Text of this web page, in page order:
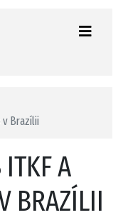
v Brazílii
A
BRAZÍLII